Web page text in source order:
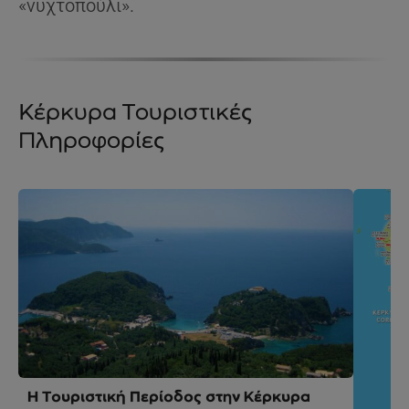
«νυχτοπούλι».
Κέρκυρα Τουριστικές
Πληροφορίες
Η Τουριστική Περίοδος στην Κέρκυρα